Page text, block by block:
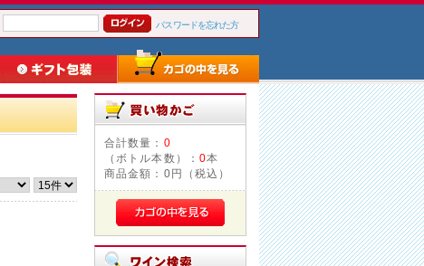
パスワードを忘れた方
合計数量： 0
（ボトル本数）： 0本
商品金額： 0円（税込）